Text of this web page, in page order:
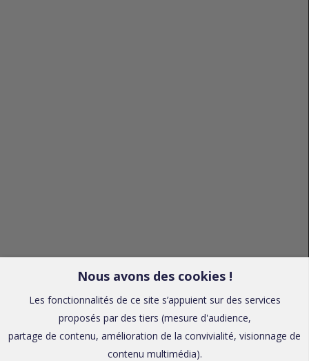
Nous avons des cookies !
Les fonctionnalités de ce site s’appuient sur des services
proposés par des tiers (mesure d'audience,
partage de contenu, amélioration de la convivialité, visionnage de
contenu multimédia).